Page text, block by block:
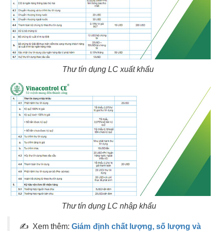
Thư tín dụng LC xuất khẩu
Thư tín dụng LC nhập khẩu
✍ Xem thêm:Giám định chất lượng, số lượng và